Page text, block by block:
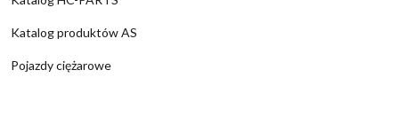
Katalog produktów AS
Pojazdy ciężarowe